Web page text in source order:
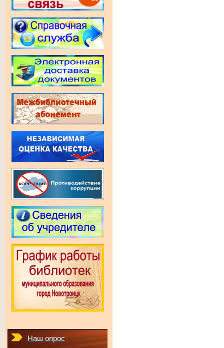
Наш опрос